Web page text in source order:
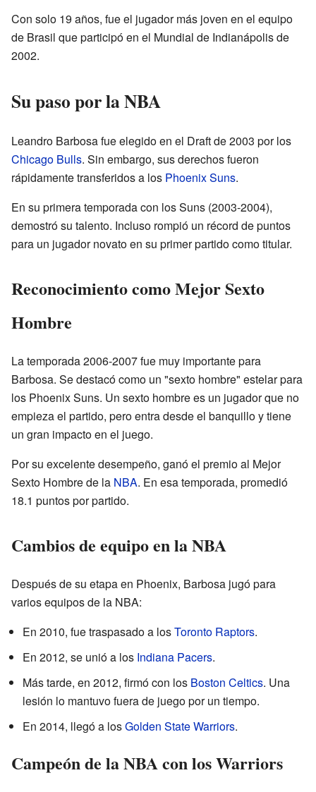
Con solo 19 años, fue el jugador más joven en el equipo
de Brasil que participó en el Mundial de Indianápolis de
2002.
Su paso por la NBA
Leandro Barbosa fue elegido en el Draft de 2003 por los
Chicago Bulls. Sin embargo, sus derechos fueron
rápidamente transferidos a los Phoenix Suns.
En su primera temporada con los Suns (2003-2004),
demostró su talento. Incluso rompió un récord de puntos
para un jugador novato en su primer partido como titular.
Reconocimiento como Mejor Sexto
Hombre
La temporada 2006-2007 fue muy importante para
Barbosa. Se destacó como un "sexto hombre" estelar para
los Phoenix Suns. Un sexto hombre es un jugador que no
empieza el partido, pero entra desde el banquillo y tiene
un gran impacto en el juego.
Por su excelente desempeño, ganó el premio al Mejor
Sexto Hombre de la NBA. En esa temporada, promedió
18.1 puntos por partido.
Cambios de equipo en la NBA
Después de su etapa en Phoenix, Barbosa jugó para
varios equipos de la NBA:
En 2010, fue traspasado a losToronto Raptors.
En 2012, se unió a los Indiana Pacers.
Más tarde, en 2012, firmó con los Boston Celtics. Una
lesión lo mantuvo fuera de juego por un tiempo.
En 2014, llegó a losGolden State Warriors.
Campeón de la NBA con los Warriors